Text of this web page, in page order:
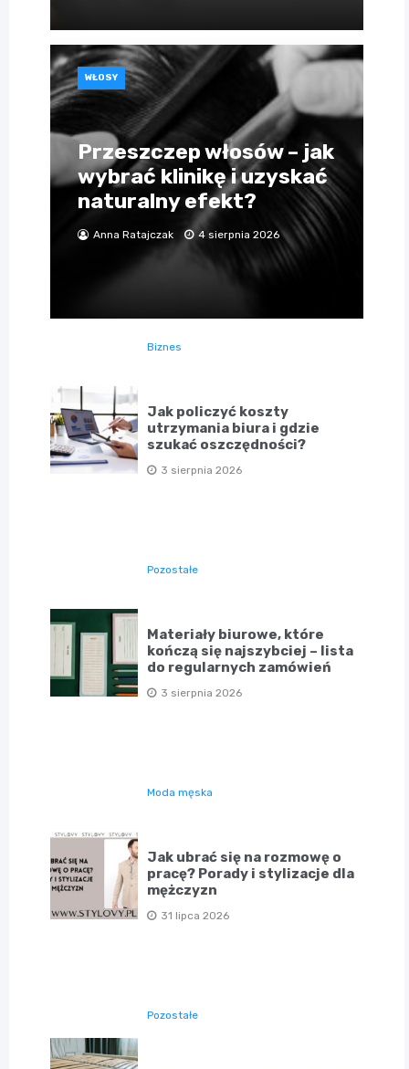
WŁOSY
Przeszczep włosów – jak
wybrać klinikę i uzyskać
naturalny efekt?
Anna Ratajczak 4 sierpnia 2026
Biznes
Jak policzyć koszty
utrzymania biura i gdzie
szukać oszczędności?
3 sierpnia 2026
Pozostałe
Materiały biurowe, które
kończą się najszybciej – lista
do regularnych zamówień
3 sierpnia 2026
Moda męska
Jak ubrać się na rozmowę o
pracę? Porady i stylizacje dla
mężczyzn
31 lipca 2026
Pozostałe